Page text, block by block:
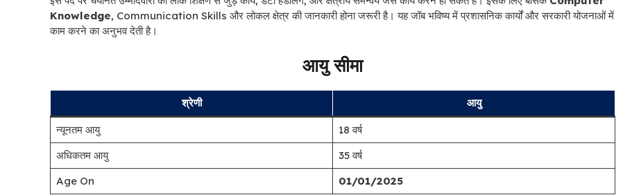
Knowledge, Communication Skills और लोकल क्षेत्र की जानकारी होना जरूरी है। यह जॉब भविष्य में प्रशासनिक कार्यों और सरकारी योजनाओं में
काम करने का अनुभव देती है।
आयु सीमा
श्रेणी आयु
न्यूनतम आयु
18 वर्ष
अधिकतम आयु
35 वर्ष
Age On
01/01/2025